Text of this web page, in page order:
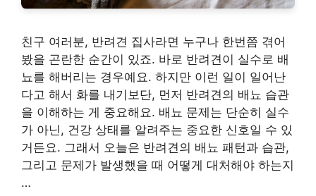
친구 여러분, 반려견 집사라면 누구나 한번쯤 겪어
봤을 곤란한 순간이 있죠. 바로 반려견이 실수로 배
뇨를 해버리는 경우예요. 하지만 이런 일이 일어난
다고 해서 화를 내기보단, 먼저 반려견의 배뇨 습관
을 이해하는 게 중요해요. 배뇨 문제는 단순히 실수
가 아닌, 건강 상태를 알려주는 중요한 신호일 수 있
거든요. 그래서 오늘은 반려견의 배뇨 패턴과 습관,
그리고 문제가 발생했을 때 어떻게 대처해야 하는지
…